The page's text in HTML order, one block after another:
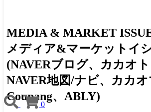
0
MEDIA & MARKET
メディア&マーケットイ
(NAVERブログ、カカオト
NAVER地図/ナビ、カカオ
Coupang、ABLY)